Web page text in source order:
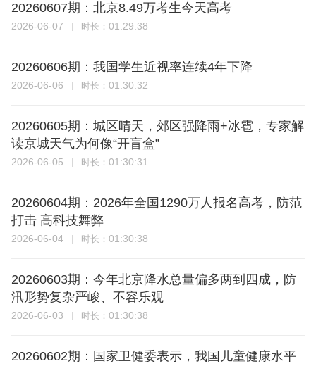
20260607期：北京8.49万考生今天高考
2026-06-07 时长： 01:29:38
20260606期：我国学生近视率连续4年下降
2026-06-06 时长： 01:30:32
20260605期：城区晴天，郊区强降雨+冰雹，专家解
读京城天气为何像“开盲盒”
2026-06-05 时长： 01:30:31
20260604期：2026年全国1290万人报名高考，防范
打击 高科技舞弊
2026-06-04 时长： 01:30:38
20260603期：今年北京降水总量偏多两到四成，防
汛形势复杂严峻、不容乐观
2026-06-03 时长： 01:30:38
20260602期：国家卫健委表示，我国儿童健康水平